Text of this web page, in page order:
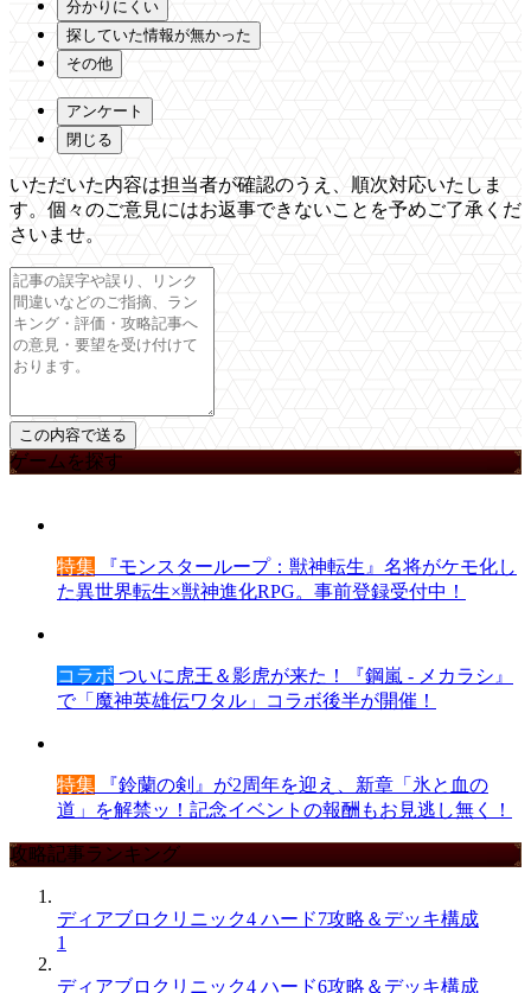
分かりにくい
探していた情報が無かった
その他
アンケート
閉じる
いただいた内容は担当者が確認のうえ、順次対応いたしま
す。個々のご意見にはお返事できないことを予めご了承くだ
さいませ。
ゲームを探す
特集 『モンスターループ：獣神転生』名将がケモ化し
た異世界転生×獣神進化RPG。事前登録受付中！
コラボ ついに虎王＆影虎が来た！『鋼嵐 - メカラシ』
で「魔神英雄伝ワタル」コラボ後半が開催！
特集 『鈴蘭の剣』が2周年を迎え、新章「氷と血の
道」を解禁ッ！記念イベントの報酬もお見逃し無く！
攻略記事ランキング
ディアブロクリニック4 ハード7攻略＆デッキ構成
1
ディアブロクリニック4 ハード6攻略＆デッキ構成